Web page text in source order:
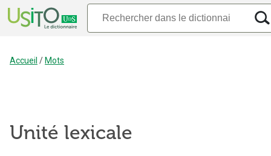
Accueil / Mots
Unité lexicale